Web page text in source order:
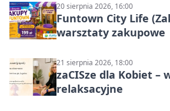
20 sierpnia 2026, 16:00
Funtown City Life
warsztaty zakupowe
21 sierpnia 2026, 18:00
zaCISze dla Kobiet –
relaksacyjne